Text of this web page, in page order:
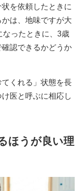
を依頼したときに
は、地味ですが大
なったときに、3歳
認できるかどうか
てくれる」状態を長
医と呼ぶに相応し
ほうが良い理